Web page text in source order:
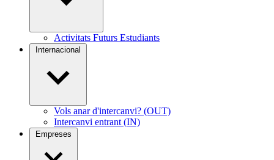
Activitats Futurs Estudiants
Internacional
Vols anar d'intercanvi? (OUT)
Intercanvi entrant (IN)
Empreses